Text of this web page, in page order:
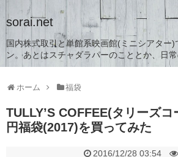
sorai.net
国内株式取引と単館系映画館(ミニシアター)
ン。あとはスチャダラパーのこととか、日
ホーム 福袋
TULLY’S COFFEE(タリーズ
円福袋(2017)を買ってみた
2016/12/28 03:54